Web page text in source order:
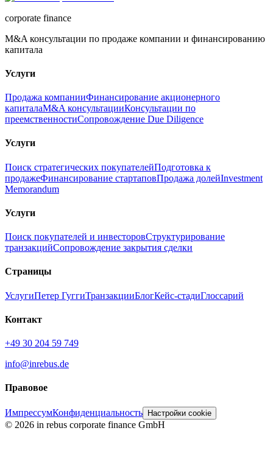
corporate finance
M&A консультации по продаже компании и финансированию
капитала
Услуги
Продажа компанииФинансирование акционерного
капиталаM&A консультацииКонсультации по
преемственностиСопровождение Due Diligence
Услуги
Поиск стратегических покупателейПодготовка к
продажеФинансирование стартаповПродажа долейInvestment
Memorandum
Услуги
Поиск покупателей и инвесторовСтруктурирование
транзакцийСопровождение закрытия сделки
Страницы
УслугиПетер ГуггиТранзакцииБлогКейс-стадиГлоссарий
Контакт
+49 30 204 59 749
info@inrebus.de
Правовое
ИмпрессумКонфиденциальность Настройки cookie
© 2026 in rebus corporate finance GmbH